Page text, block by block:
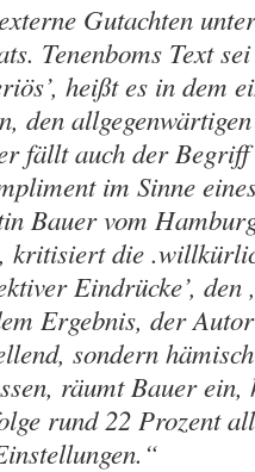
Gutachten
Tenenboms Text
heißt es in dem
den
fällt auch der
im Sinne
Bauer vom
kritisiert die
Eindrücke’,
Ergebnis, der
sondern
räumt Bauer
rund 22 Prozent